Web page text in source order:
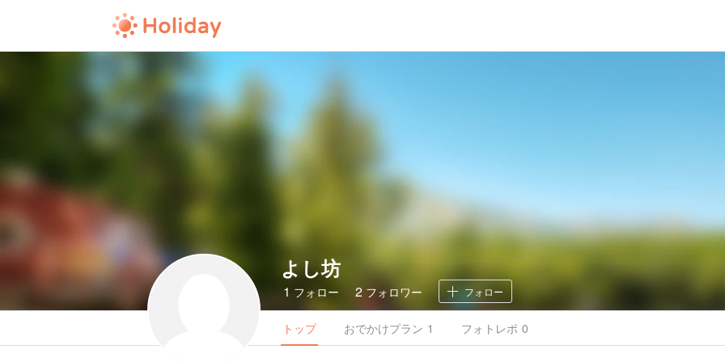
よし坊
1 フォロー 2 フォロワー フォロー
トップ おでかけプラン 1 フォトレポ 0